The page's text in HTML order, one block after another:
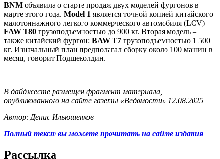
BNM объявила о старте продаж двух моделей фургонов в
марте этого года. Model 1 является точной копией китайского
малотоннажного легкого коммерческого автомобиля (LCV)
FAW T80 грузоподъемностью до 900 кг. Вторая модель –
также китайский фургон: BAW T7 грузоподъемностью 1 500
кг. Изначальный план предполагал сборку около 100 машин в
месяц, говорит Подщеколдин.
В дайджесте размещен фрагмент материала,
опубликованного на сайте газеты «Ведомости» 12.08.2025
Автор: Денис Ильюшенков
Полный текст вы можете прочитать на сайте издания
Рассылка